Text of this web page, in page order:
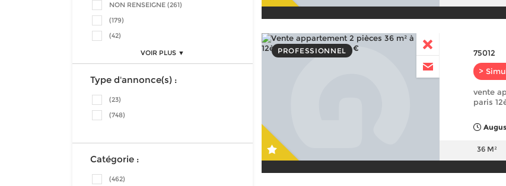
NON RENSEIGNE (261)
(179)
(42)
VOIR PLUS ▼
Type d'annonce(s) :
(23)
(748)
Catégorie :
(462)
PROFESSIONNEL 75012
>
vente
paris
36 M²